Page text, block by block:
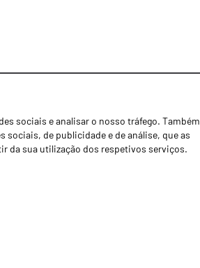
sociais e analisar o nosso tráfego. Também
de publicidade e de análise, que as
da sua utilização dos respetivos serviços.